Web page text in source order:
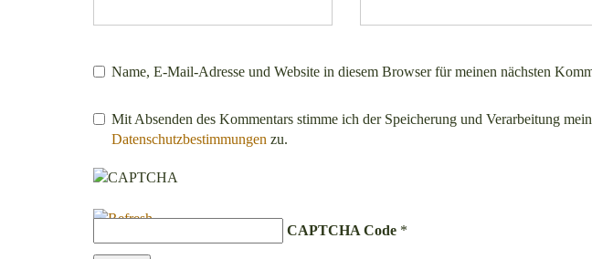
Name, E-Mail-Adresse und Website in diesem Browser für meinen nächsten
Mit Absenden des Kommentars stimme ich der Speicherung und Verarbeitung
Datenschutzbestimmungen zu.
CAPTCHA Code *